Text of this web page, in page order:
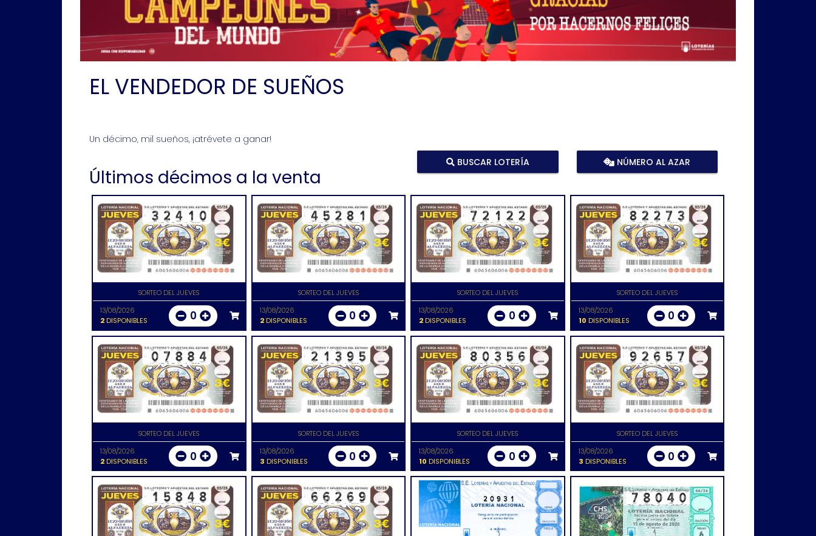
EL VENDEDOR DE SUEÑOS
Un décimo, mil sueños, ¡atrévete a ganar!
Últimos décimos a la venta
BUSCAR LOTERÍA NÚMERO AL AZAR
SORTEO DEL JUEVES
13/08/2026
2DISPONIBLES 0
SORTEO DEL JUEVES
13/08/2026
2DISPONIBLES 0
SORTEO DEL JUEVES
13/08/2026
2DISPONIBLES 0
SORTEO DEL JUEVES
13/08/2026
10 DISPONIBLES 0
SORTEO DEL JUEVES
13/08/2026
2DISPONIBLES 0
SORTEO DEL JUEVES
13/08/2026
3 DISPONIBLES 0
SORTEO DEL JUEVES
13/08/2026
10 DISPONIBLES 0
SORTEO DEL JUEVES
13/08/2026
3 DISPONIBLES 0
20931